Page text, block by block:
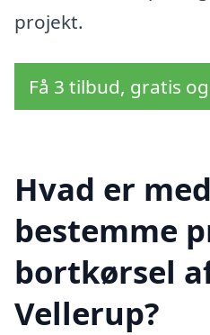
projekt.
Få 3 tilbud, gratis
Hvad er
bestemme
bortkørsel
Vellerup?